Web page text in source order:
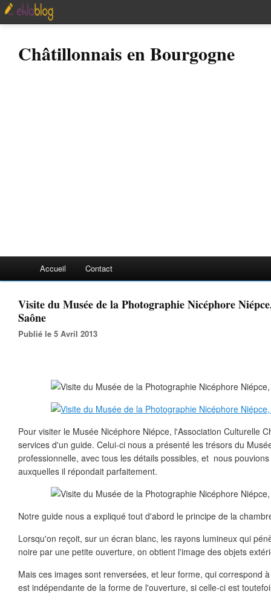
Châtillonnais en Bourgogne
Accueil Contact
Visite du Musée de la Photographie Nicéphore
Saône
Publié le 5 Avril 2013
Pour visiter le Musée Nicéphore Niépce, l'Association Culturelle
services d'un guide. Celui-ci nous a présenté les trésors du
professionnelle, avec tous les détails possibles, et nous
auxquelles il répondait parfaitement.
Notre guide nous a expliqué tout d'abord le principe de la
Lorsqu'on reçoit, sur un écran blanc, les rayons lumineux qui
noire par une petite ouverture, on obtient l'image des objets
Mais ces images sont renversées, et leur forme, qui correspond
est indépendante de la forme de l'ouverture, si celle-ci est